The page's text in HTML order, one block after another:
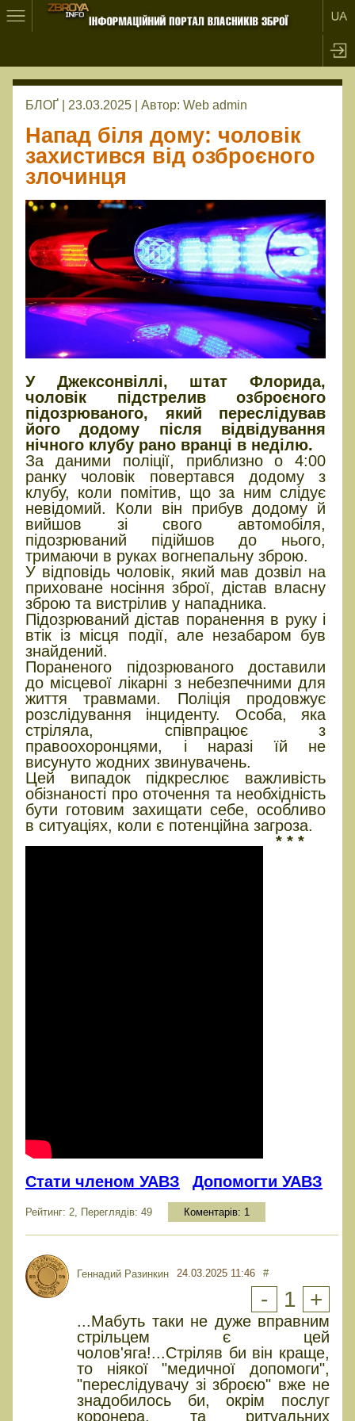
БЛОҐ | 23.03.2025 | Автор: Web admin
Напад біля дому: чоловік
захистився від озброєного
злочинця
У Джексонвіллі, штат Флорида,
чоловік підстрелив озброєного
підозрюваного, який переслідував
його додому після відвідування
нічного клубу рано вранці в неділю.
За даними поліції, приблизно о 4:00
ранку чоловік повертався додому з
клубу, коли помітив, що за ним слідує
невідомий. Коли він прибув додому й
вийшов зі свого автомобіля,
підозрюваний підійшов до нього,
тримаючи в руках вогнепальну зброю.
У відповідь чоловік, який мав дозвіл на
приховане носіння зброї, дістав власну
зброю та вистрілив у нападника.
Підозрюваний дістав поранення в руку і
втік із місця події, але незабаром був
знайдений.
Пораненого підозрюваного доставили
до місцевої лікарні з небезпечними для
життя травмами. Поліція продовжує
розслідування інциденту. Особа, яка
стріляла, співпрацює з
правоохоронцями, і наразі їй не
висунуто жодних звинувачень.
Цей випадок підкреслює важливість
обізнаності про оточення та необхідність
бути готовим захищати себе, особливо
в ситуаціях, коли є потенційна загроза.
* * *
Стати членом УАВЗ Допомогти УАВЗ
Рейтинг: 2, Переглядів: 49 Коментарів: 1
Геннадий Разинкин 24.03.2025 11:46 #
- 1 +
...Мабуть таки не дуже вправним
стрільцем є цей
чолов'яга!...Стріляв би він краще,
то ніякої "медичної допомоги",
"переслідувачу зі зброєю" вже не
знадобилось би, окрім послуг
коронера, та ритуальних